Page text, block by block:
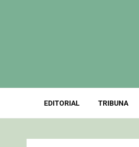
EDITORIAL TRIBUNA